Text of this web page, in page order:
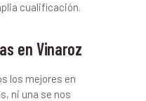
cualificación.
en Vinaroz
los mejores en
ni una se nos